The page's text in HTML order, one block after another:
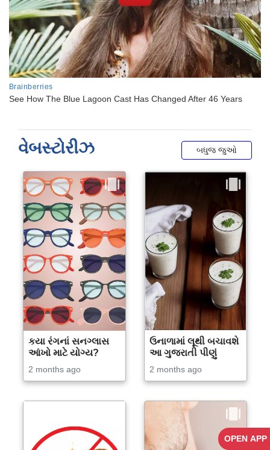
OPEN APP
વેબસ્ટોરીઝ બધુજ જુઓ
કયા રંગનાં સનગ્લાસ
આંખો માટે યોગ્ય?
2 months ago
ઉનાળામાં લૂથી બચાવશે
આ ગુજરાતી પીણું
2 months ago